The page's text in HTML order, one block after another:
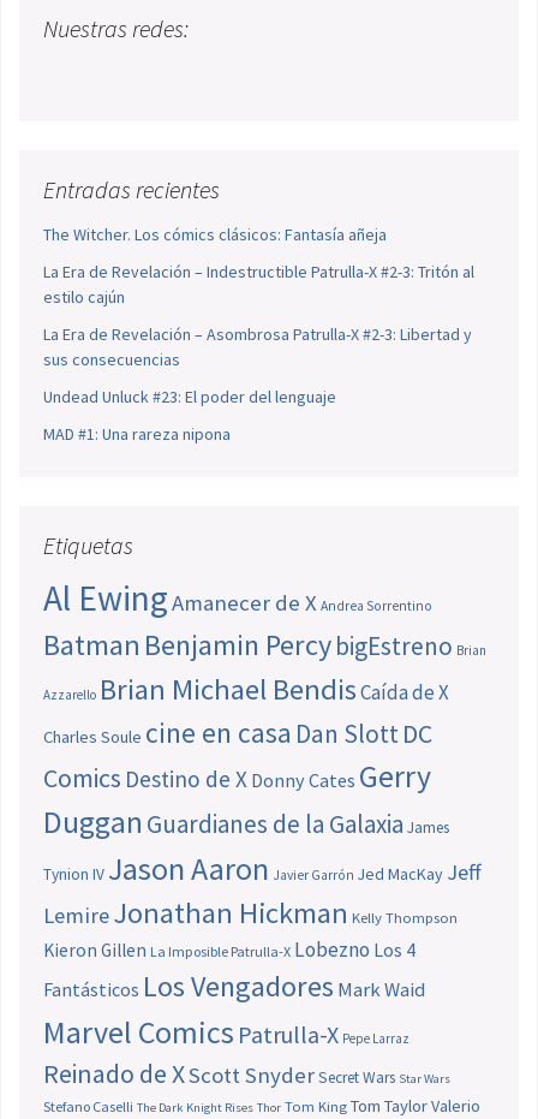
Nuestras redes:
Entradas recientes
The Witcher. Los cómics clásicos: Fantasía añeja
La Era de Revelación – Indestructible Patrulla-X #2-3: Tritón al
estilo cajún
La Era de Revelación – Asombrosa Patrulla-X #2-3: Libertad y
sus consecuencias
Undead Unluck #23: El poder del lenguaje
MAD #1: Una rareza nipona
Etiquetas
Al EwingAmanecer de X Andrea Sorrentino
Batman Benjamin PercybigEstreno Brian
Azzarello Brian Michael BendisCaída de X
Charles Soule cine en casa Dan SlottDC
Comics Destino de X Donny Cates Gerry
Duggan Guardianes de la Galaxia James
Tynion IV Jason Aaron Javier Garrón Jed MacKay Jeff
LemireJonathan Hickman Kelly Thompson
Kieron Gillen La Imposible Patrulla-X Lobezno Los 4
Fantásticos Los Vengadores Mark Waid
Marvel Comics Patrulla-X Pepe Larraz
Reinado de XScott SnyderSecret Wars Star Wars
Stefano Caselli The Dark Knight Rises Thor Tom King Tom TaylorValerio